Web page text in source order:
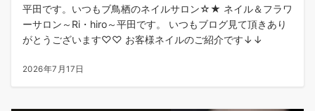
平田です。いつもブ鳥栖のネイルサロン☆★ ネイル＆フラワ
ーサロン～Ri・hiro～平田です。 いつもブログ見て頂きあり
がとうございます♡♡ お客様ネイルのご紹介です↓↓
2026年7月17日